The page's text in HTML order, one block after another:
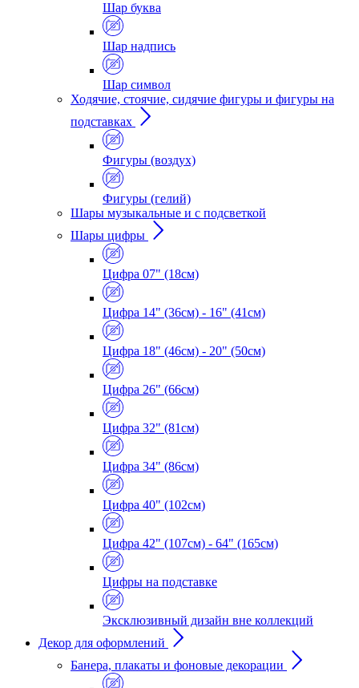
Шар буква
Шар надпись
Шар символ
Ходячие, стоячие, сидячие фигуры и фигуры на
подставках
Фигуры (воздух)
Фигуры (гелий)
Шары музыкальные и с подсветкой
Шары цифры
Цифра 07" (18см)
Цифра 14" (36см) - 16" (41см)
Цифра 18" (46см) - 20" (50см)
Цифра 26" (66см)
Цифра 32" (81см)
Цифра 34" (86см)
Цифра 40" (102см)
Цифра 42" (107см) - 64" (165см)
Цифры на подставке
Эксклюзивный дизайн вне коллекций
Декор для оформлений
Банера, плакаты и фоновые декорации